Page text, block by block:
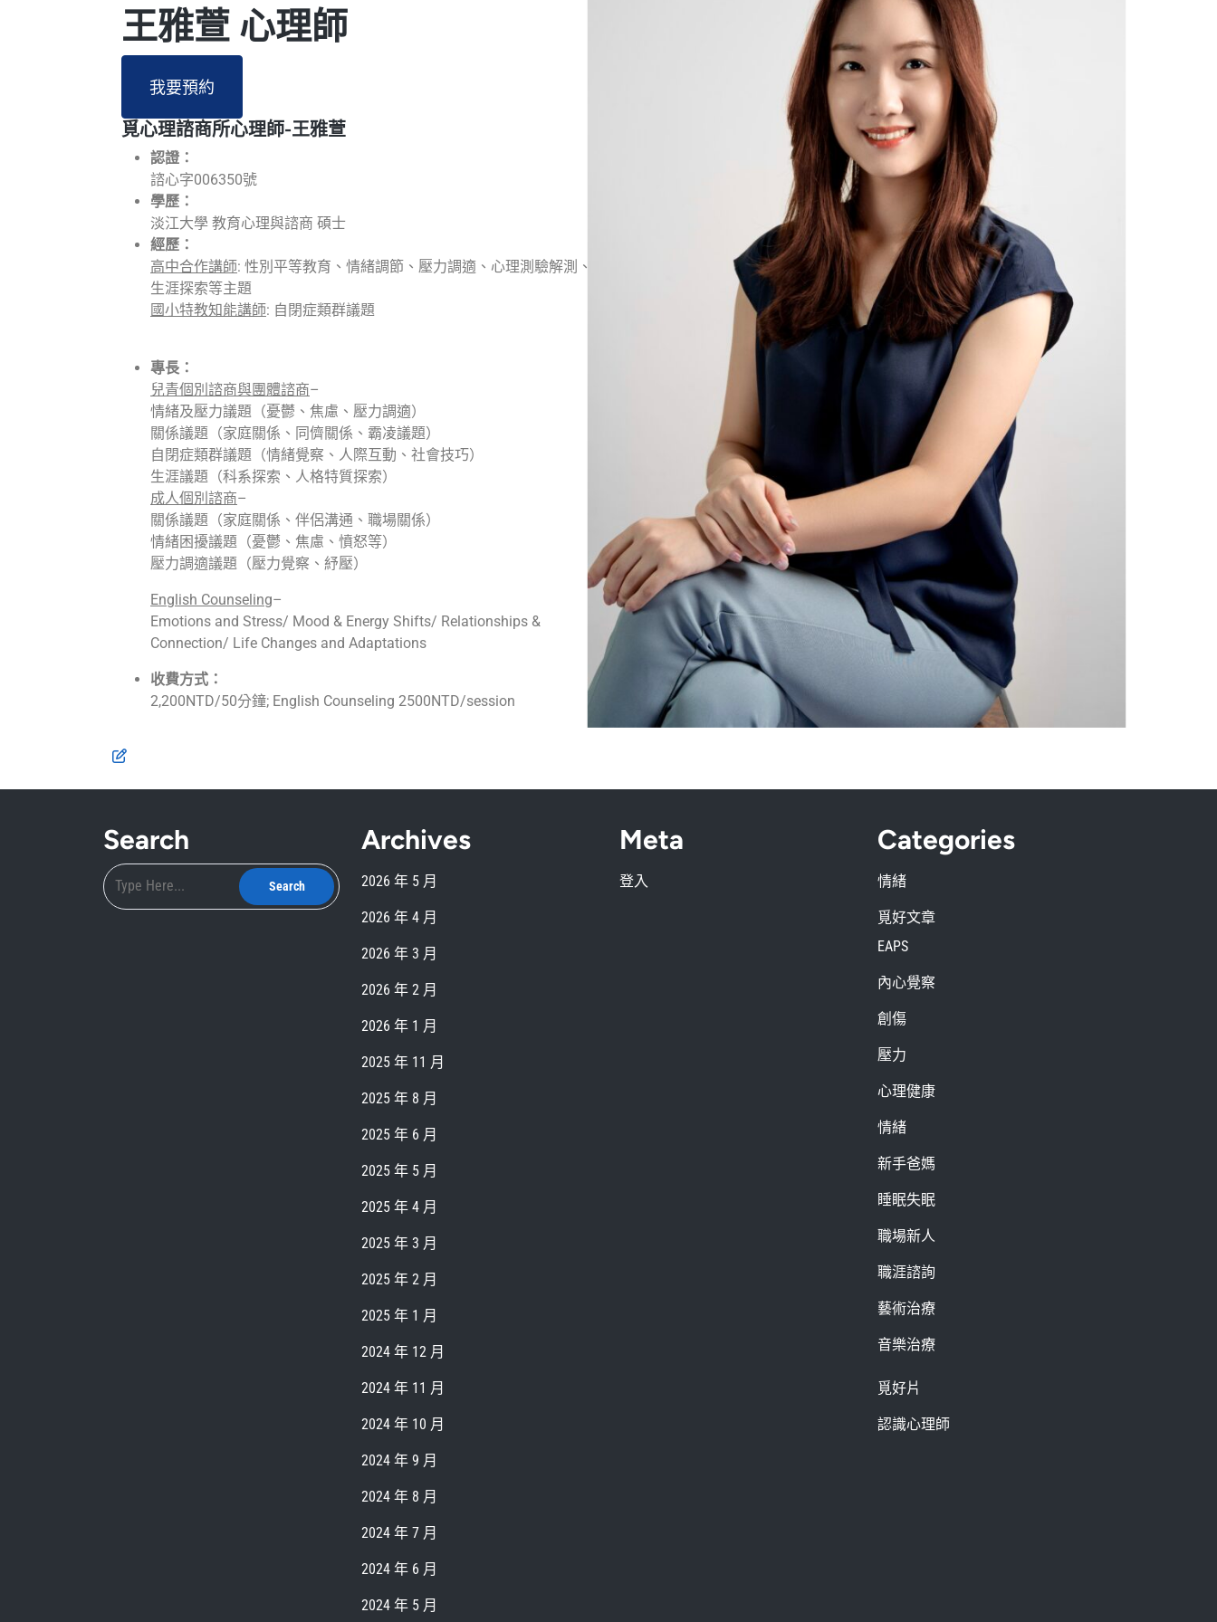
王雅萱 心理師
我要預約
覓心理諮商所心理師-王雅萱
認證：
諮心字006350號
學歷：
淡江大學 教育心理與諮商 碩士
經歷：
高中合作講師: 性別平等教育、情緒調節、壓力調適、心理測驗解測、
生涯探索等主題
國小特教知能講師: 自閉症類群議題
專長：
兒青個別諮商與團體諮商–
情緒及壓力議題（憂鬱、焦慮、壓力調適）
關係議題（家庭關係、同儕關係、霸凌議題）
自閉症類群議題（情緒覺察、人際互動、社會技巧）
生涯議題（科系探索、人格特質探索）
成人個別諮商–
關係議題（家庭關係、伴侶溝通、職場關係）
情緒困擾議題（憂鬱、焦慮、憤怒等）
壓力調適議題（壓力覺察、紓壓）
English Counseling–
Emotions and Stress/ Mood & Energy Shifts/ Relationships &
Connection/ Life Changes and Adaptations
收費方式：
2,200NTD/50分鐘; English Counseling 2500NTD/session
Search Archives
2026 年 5 月
2026 年 4 月
2026 年 3 月
2026 年 2 月
2026 年 1 月
2025 年 11 月
2025 年 8 月
2025 年 6 月
2025 年 5 月
2025 年 4 月
2025 年 3 月
2025 年 2 月
2025 年 1 月
2024 年 12 月
2024 年 11 月
2024 年 10 月
2024 年 9 月
2024 年 8 月
2024 年 7 月
2024 年 6 月
2024 年 5 月
Meta
登入
Categories
情緒
覓好文章
EAPS
內心覺察
創傷
壓力
心理健康
情緒
新手爸媽
睡眠失眠
職場新人
職涯諮詢
藝術治療
音樂治療
覓好片
認識心理師